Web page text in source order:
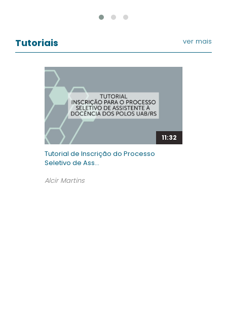
ver mais
Tutoriais
11:32
Tutorial de Inscrição do Processo
Seletivo de Ass...
Alcir Martins